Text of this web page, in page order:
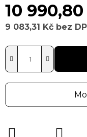
10
9 083,31 Kč bez